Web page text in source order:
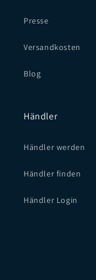
Presse
Versandkosten
Blog
Händler
Händler werden
Händler finden
Händler Login